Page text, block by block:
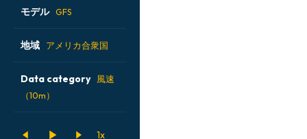
2026-08-07 12 UTC
2026-08-08 00 UTC
2026-08-08 06 UTC
モデル GFS
ALADIN CZ 2.3 km
ECMWF IFS 0.25°
ICON
地域 アメリカ合衆国
アイスランド
アメリカ合衆国
Data category 風速
（10m）